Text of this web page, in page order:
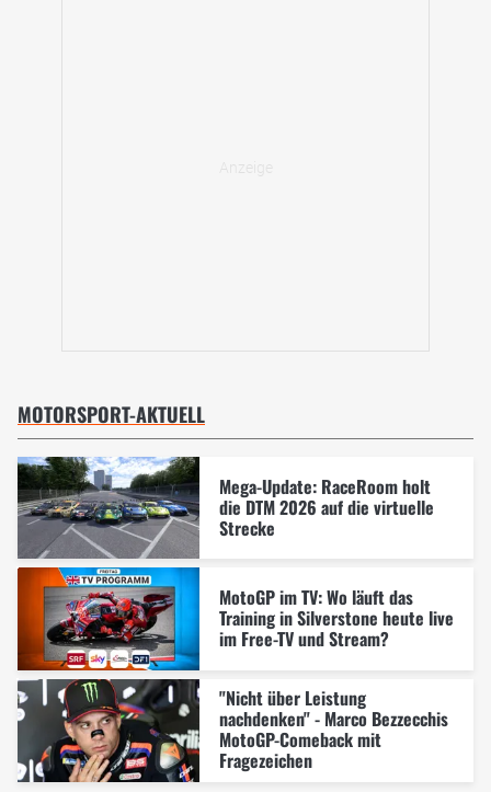
MOTORSPORT-AKTUELL
Mega-Update: RaceRoom holt
die DTM 2026 auf die virtuelle
Strecke
MotoGP im TV: Wo läuft das
Training in Silverstone heute live
im Free-TV und Stream?
"Nicht über Leistung
nachdenken" - Marco Bezzecchis
MotoGP-Comeback mit
Fragezeichen